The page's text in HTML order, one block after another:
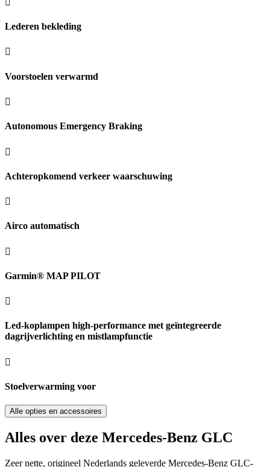
Lederen bekleding
Voorstoelen verwarmd
Autonomous Emergency Braking
Achteropkomend verkeer waarschuwing
Airco automatisch
Garmin® MAP PILOT
Led-koplampen high-performance met geïntegreerde
dagrijverlichting en mistlampfunctie
Stoelverwarming voor
Alle opties en accessoires
Alles over deze Mercedes-Benz GLC
Zeer nette, origineel Nederlands geleverde Mercedes-Benz GLC-